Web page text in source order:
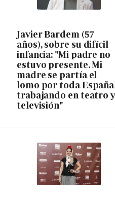
Javier Bardem (57
años), sobre su difícil
infancia: "Mi padre no
estuvo presente. Mi
madre se partía el
lomo por toda España
trabajando en teatro
televisión"